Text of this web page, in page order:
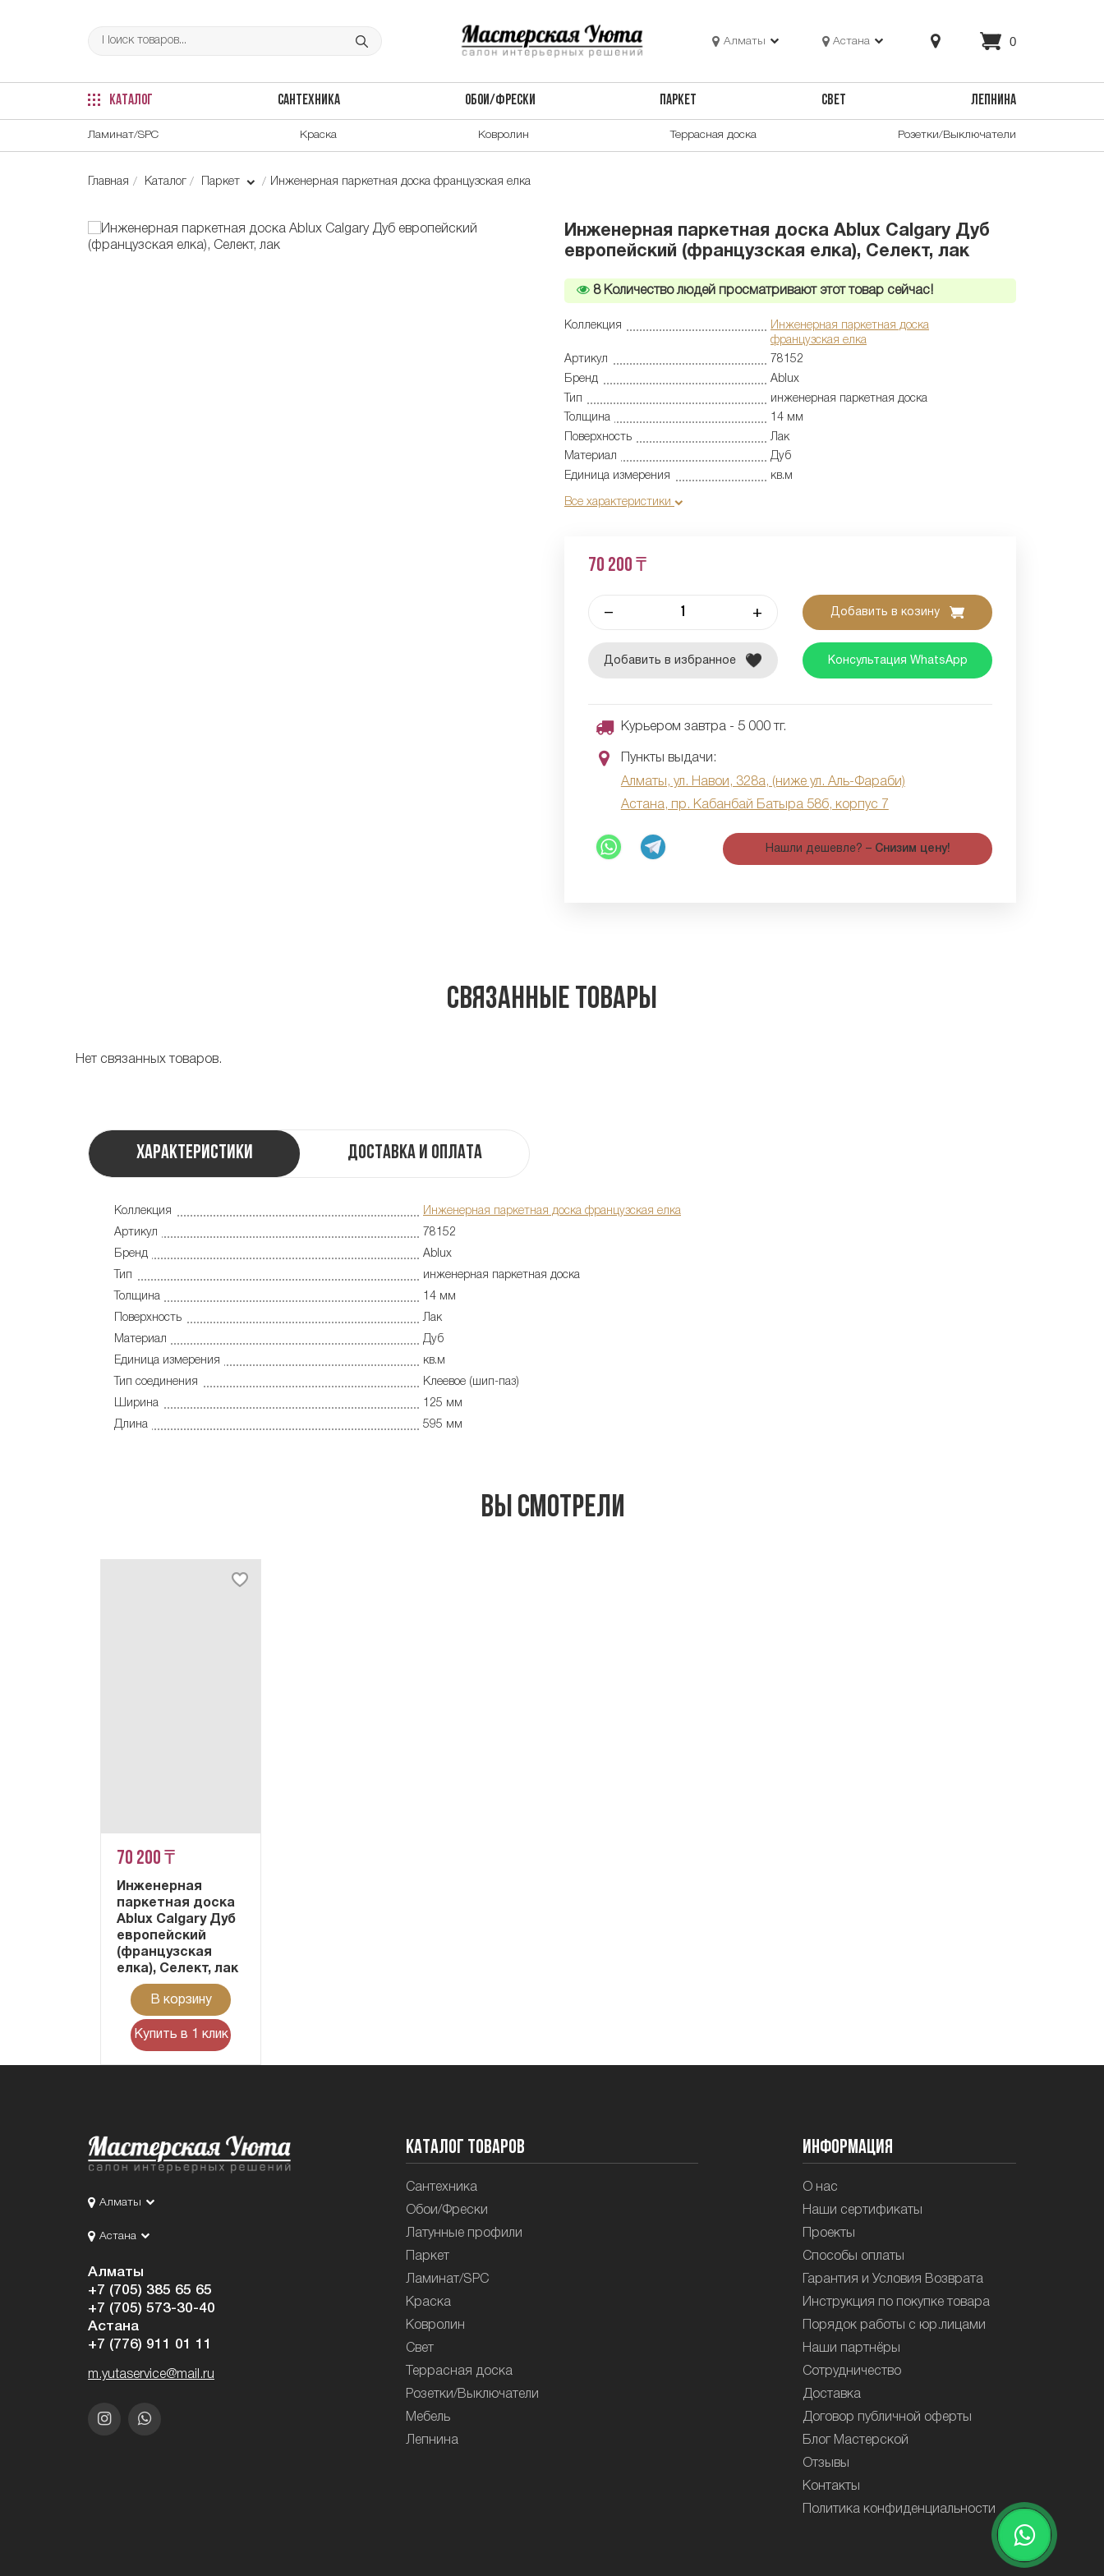
Алматы Астана 0
КАТАЛОГ САНТЕХНИКА ОБОИ/ФРЕСКИ ПАРКЕТ СВЕТ ЛЕПНИНА
Ламинат/SPC Краска Ковролин Террасная доска Розетки/Выключатели
Главная Каталог Паркет Инженерная паркетная доска французская елка
Инженерная паркетная доска Ablux Calgary Дуб
европейский (французская елка), Селект, лак
8Количество людей просматривают этот товар сейчас!
Коллекция
Инженерная паркетная доска
французская елка
Артикул
78152
Бренд
Ablux
Тип
инженерная паркетная доска
Толщина
14 мм
Поверхность
Лак
Материал
Дуб
Единица измерения
кв.м
Все характеристики
70 200 ₸
– + Добавить в козину
Добавить в избранное Консультация WhatsApp
Курьером завтра - 5 000 тг.
Пункты выдачи:
Алматы, ул. Навои, 328а, (ниже ул. Аль-Фараби)
Астана, пр. Кабанбай Батыра 58б, корпус 7
Нашли дешевле? – Снизим цену!
Связанные товары
Нет связанных товаров.
Характеристики Доставка и оплата
Коллекция
Инженерная паркетная доска французская елка
Артикул
78152
Бренд
Ablux
Тип
инженерная паркетная доска
Толщина
14 мм
Поверхность
Лак
Материал
Дуб
Единица измерения
кв.м
Тип соединения
Клеевое (шип-паз)
Ширина
125 мм
Длина
595 мм
Вы смотрели
70 200 ₸
Инженерная
паркетная доска
Ablux Calgary Дуб
европейский
(французская
елка), Селект, лак
В корзину
Купить в 1 клик
Алматы
Астана
Алматы
+7 (705) 385 65 65
+7 (705) 573-30-40
Астана
+7 (776) 911 01 11
m.yutaservice@mail.ru
Каталог товаров
Сантехника
Обои/Фрески
Латунные профили
Паркет
Ламинат/SPC
Краска
Ковролин
Свет
Террасная доска
Розетки/Выключатели
Мебель
Лепнина
Информация
О нас
Наши сертификаты
Проекты
Способы оплаты
Гарантия и Условия Возврата
Инструкция по покупке товара
Порядок работы с юр.лицами
Наши партнёры
Сотрудничество
Доставка
Договор публичной оферты
Блог Мастерской
Отзывы
Контакты
Политика конфиденциальности